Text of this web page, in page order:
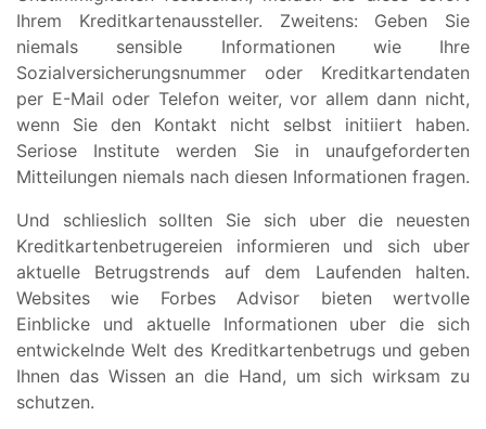
Ihrem Kreditkartenaussteller. Zweitens: Geben Sie
niemals sensible Informationen wie Ihre
Sozialversicherungsnummer oder Kreditkartendaten
per E-Mail oder Telefon weiter, vor allem dann nicht,
wenn Sie den Kontakt nicht selbst initiiert haben.
Seriose Institute werden Sie in unaufgeforderten
Mitteilungen niemals nach diesen Informationen fragen.
Und schlieslich sollten Sie sich uber die neuesten
Kreditkartenbetrugereien informieren und sich uber
aktuelle Betrugstrends auf dem Laufenden halten.
Websites wie Forbes Advisor bieten wertvolle
Einblicke und aktuelle Informationen uber die sich
entwickelnde Welt des Kreditkartenbetrugs und geben
Ihnen das Wissen an die Hand, um sich wirksam zu
schutzen.